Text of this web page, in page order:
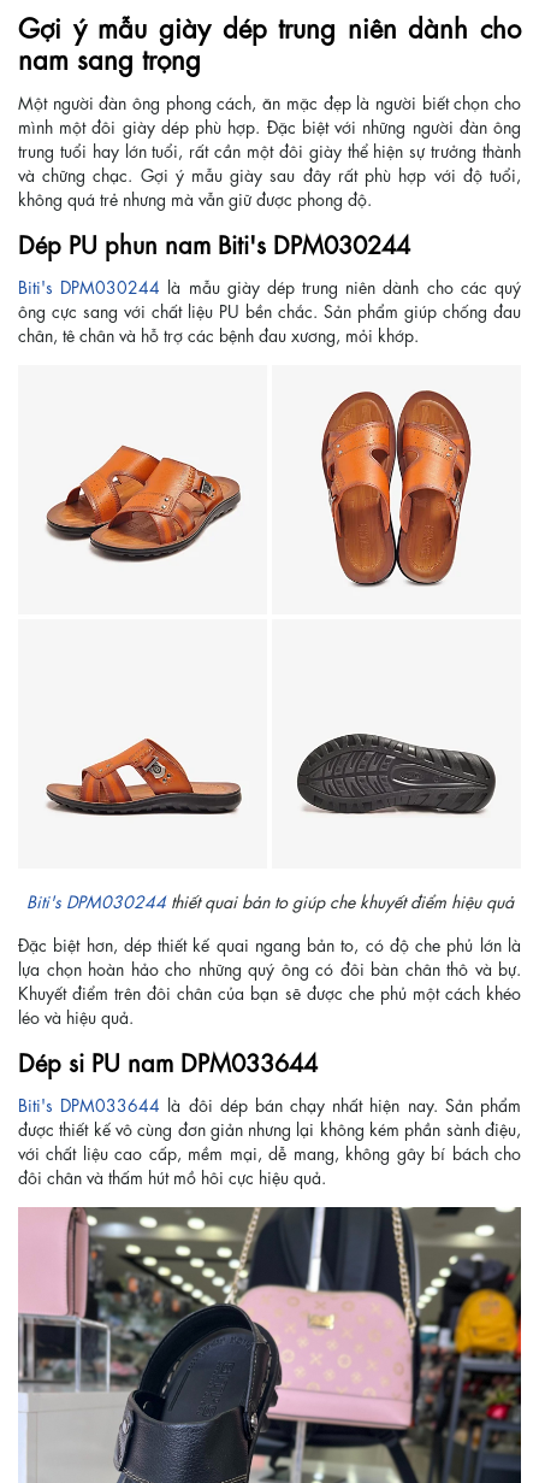
Gợi ý mẫu giày dép trung niên dành cho
nam sang trọng
Một người đàn ông phong cách, ăn mặc đẹp là người biết chọn cho
mình một đôi giày dép phù hợp. Đặc biệt với những người đàn ông
trung tuổi hay lớn tuổi, rất cần một đôi giày thể hiện sự trưởng thành
và chững chạc. Gợi ý mẫu giày sau đây rất phù hợp với độ tuổi,
không quá trẻ nhưng mà vẫn giữ được phong độ.
Dép PU phun nam Biti's DPM030244
Biti's DPM030244 là mẫu giày dép trung niên dành cho các quý
ông cực sang với chất liệu PU bền chắc. Sản phẩm giúp chống đau
chân, tê chân và hỗ trợ các bệnh đau xương, mỏi khớp.
Biti's DPM030244 thiết quai bản to giúp che khuyết điểm hiệu quả
Đặc biệt hơn, dép thiết kế quai ngang bản to, có độ che phủ lớn là
lựa chọn hoàn hảo cho những quý ông có đôi bàn chân thô và bự.
Khuyết điểm trên đôi chân của bạn sẽ được che phủ một cách khéo
léo và hiệu quả.
Dép si PU nam DPM033644
Biti's DPM033644 là đôi dép bán chạy nhất hiện nay. Sản phẩm
được thiết kế vô cùng đơn giản nhưng lại không kém phần sành điệu,
với chất liệu cao cấp, mềm mại, dễ mang, không gây bí bách cho
đôi chân và thấm hút mồ hôi cực hiệu quả.